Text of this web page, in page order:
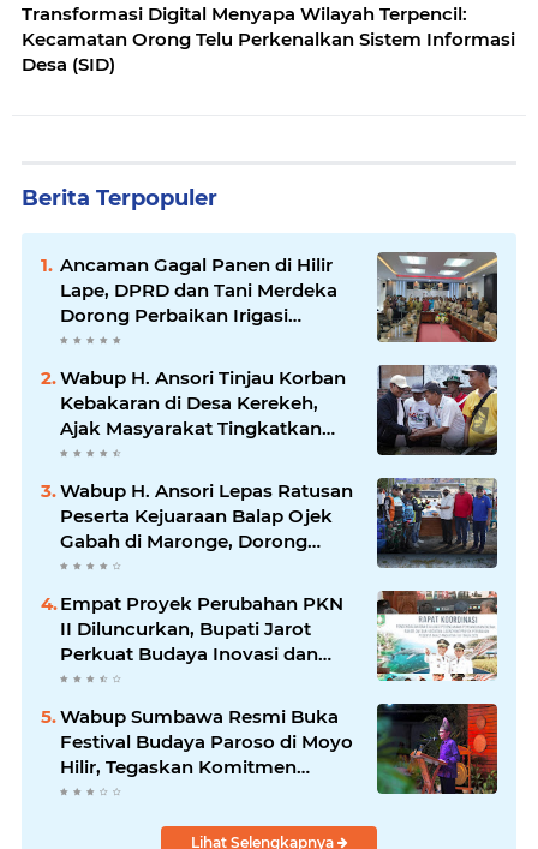
Transformasi Digital Menyapa Wilayah Terpencil:
Kecamatan Orong Telu Perkenalkan Sistem Informasi
Desa (SID)
Berita Terpopuler
Ancaman Gagal Panen di Hilir
Lape, DPRD dan Tani Merdeka
Dorong Perbaikan Irigasi
Waduk Mamak
Wabup H. Ansori Tinjau Korban
Kebakaran di Desa Kerekeh,
Ajak Masyarakat Tingkatkan
Kewaspadaan terhadap Instalasi
Listrik
Wabup H. Ansori Lepas Ratusan
Peserta Kejuaraan Balap Ojek
Gabah di Maronge, Dorong
Sportivitas dan Perputaran
Ekonomi Lokal
Empat Proyek Perubahan PKN
II Diluncurkan, Bupati Jarot
Perkuat Budaya Inovasi dan
Tata Kelola Pemerintahan
Wabup Sumbawa Resmi Buka
Festival Budaya Paroso di Moyo
Hilir, Tegaskan Komitmen
Pelestarian Budaya hingga
Lihat Selengkapnya